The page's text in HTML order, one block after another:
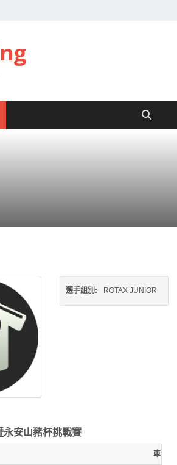
選手組別: ROTAX JUNIOR
安山豬杯挑戰賽
車號